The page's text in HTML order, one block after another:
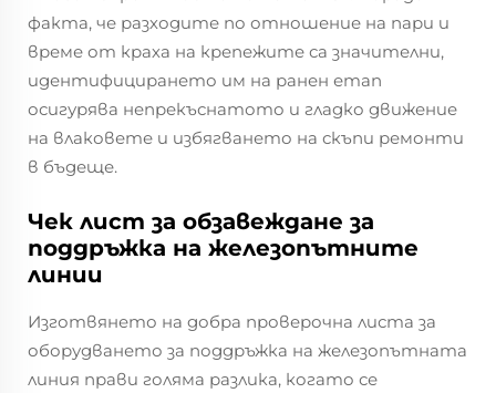
факта, че разходите по отношение на пари и
време от краха на крепежите са значителни,
идентифицирането им на ранен етап
осигурява непрекъснатото и гладко движение
на влаковете и избягването на скъпи ремонти
в бъдеще.
Чек лист за обзавеждане за
поддръжка на железопътните
линии
Изготвянето на добра проверочна листа за
оборудването за поддръжка на железопътната
линия прави голяма разлика, когато се